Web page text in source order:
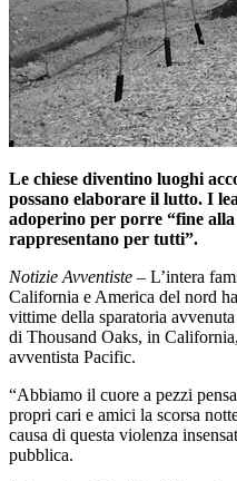
Le chiese diventino luoghi
possano elaborare il lutto. I
adoperino per porre “fine
rappresentano per tutti”.
Notizie Avventiste – L’intera
California e America del nord
vittime della sparatoria
di Thousand Oaks, in
avventista Pacific.
“Abbiamo il cuore a pezzi
propri cari e amici la scorsa
causa di questa violenza
pubblica.